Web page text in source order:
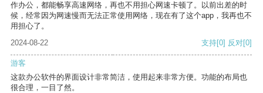
作办公，都能畅享高速网络，再也不用担心网速卡顿了。以前出差的时
候，经常因为网速慢而无法正常使用网络，现在有了这个app，我再也不
用担心了。
2024-08-22
支持[0] 反对[0]
游客
这款办公软件的界面设计非常简洁，使用起来非常方便。功能的布局也
很合理，一目了然。